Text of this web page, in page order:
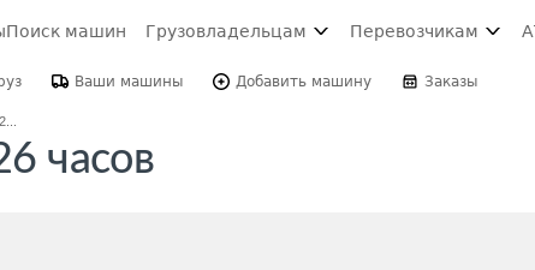
Поиск машин Грузовладельцам Перевозчикам
Ваши машины Добавить машину Заказы
часов